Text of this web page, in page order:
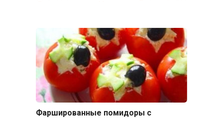
Фаршированные помидоры с